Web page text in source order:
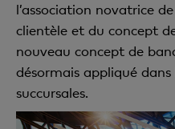
l’association novatrice
clientèle et du concept
nouveau concept de
désormais appliqué dans
succursales.